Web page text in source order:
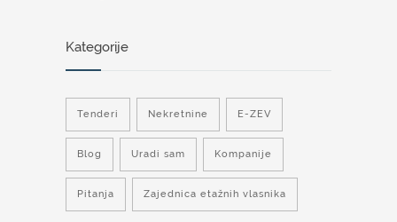
Kategorije
Tenderi Nekretnine E-ZEV
Blog Uradi sam Kompanije
Pitanja Zajednica etažnih vlasnika